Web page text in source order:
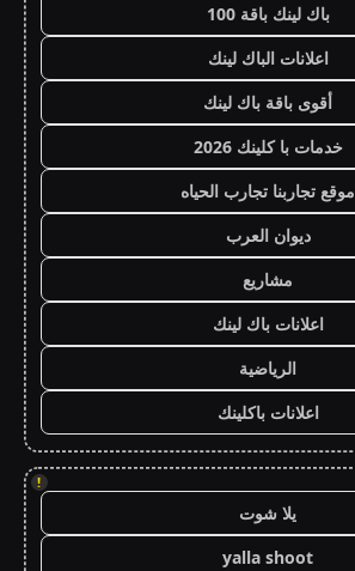
باك لينك باقة 100
اعلانات الباك لينك
أقوى باقة باك لينك
خدمات با كلينك 2026
موقع تجاربنا تجارب الحياه
ديوان العرب
مشاريع
اعلانات باك لينك
الرياضية
اعلانات باكلينك
!
يلا شوت
yalla shoot